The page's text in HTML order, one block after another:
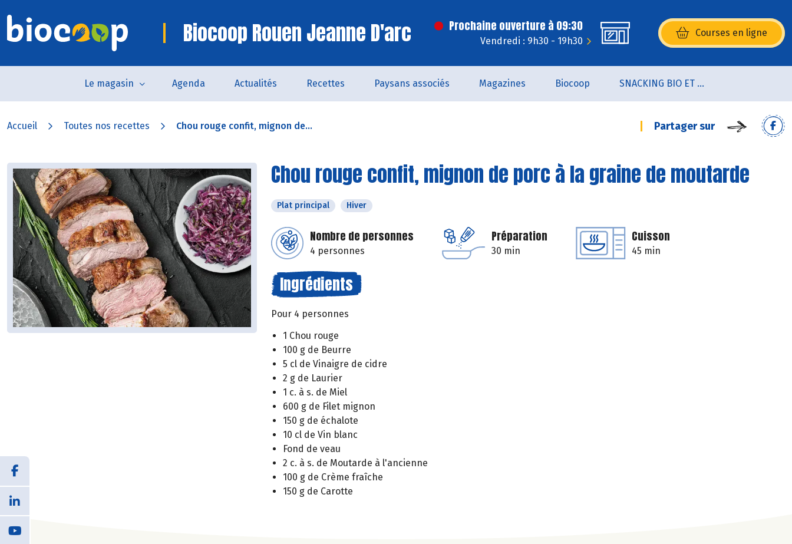
Biocoop Rouen Jeanne D'arc Prochaine ouverture à 09:30
Vendredi : 9h30 - 19h30
Courses en ligne
(s’ouvre dans une nouvelle
Le magasin Agenda Actualités Recettes Paysans associés Magazines Biocoop SNACKING BIO ET LOCAL
Accueil Toutes nos recettes Chou rouge confit, mignon de... Partager sur
Chou rouge confit, mignon de porc à la graine de moutarde
Plat principal Hiver
Nombre de personnes
4 personnes
Préparation
30 min
Cuisson
45 min
Ingrédients
Pour 4 personnes
1 Chou rouge
100 g de Beurre
5 cl de Vinaigre de cidre
2 g de Laurier
1 c. à s. de Miel
600 g de Filet mignon
150 g de échalote
10 cl de Vin blanc
Fond de veau
2 c. à s. de Moutarde à l'ancienne
100 g de Crème fraîche
150 g de Carotte